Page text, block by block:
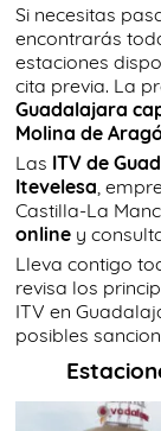
Si necesitas
encontrarás
estaciones
cita previa. La
Guadalajara
Molina de
Las ITV de
Itevelesa ,
Castilla-La
online y
Lleva contigo
revisa los
ITV en
posibles